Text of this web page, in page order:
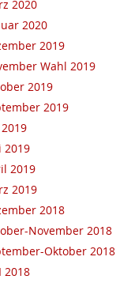
2020
2020
2019
Wahl 2019
2019
2019
2019
2019
2019
2018
November 2018
Oktober 2018
2018